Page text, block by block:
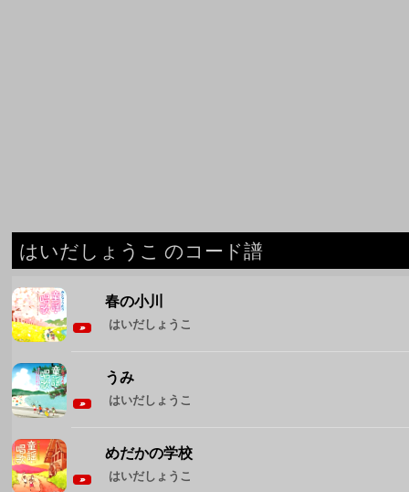
はいだしょうこ のコード譜
春の小川
はいだしょうこ
うみ
はいだしょうこ
めだかの学校
はいだしょうこ